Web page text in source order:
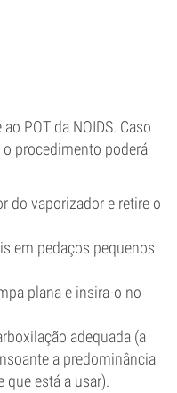
POT da NOIDS. Caso
procedimento poderá
do vaporizador e retire o
em pedaços pequenos
plana e insira-o no
adequada (a
a predominância
que está a usar).